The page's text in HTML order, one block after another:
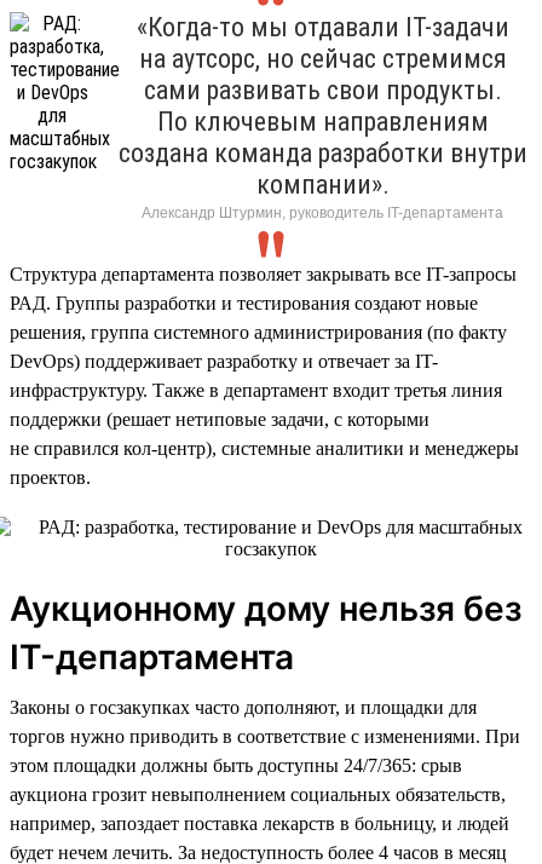
«Когда-то мы отдавали IT-задачи
на аутсорс, но сейчас стремимся
сами развивать свои продукты.
По ключевым направлениям
создана команда разработки внутри
компании».
Александр Штурмин, руководитель IT-департамента
Структура департамента позволяет закрывать все IT-запросы
РАД. Группы разработки и тестирования создают новые
решения, группа системного администрирования (по факту
DevOps) поддерживает разработку и отвечает за IT-
инфраструктуру. Также в департамент входит третья линия
поддержки (решает нетиповые задачи, с которыми
не справился кол-центр), системные аналитики и менеджеры
проектов.
Аукционному дому нельзя без
IT-департамента
Законы о госзакупках часто дополняют, и площадки для
торгов нужно приводить в соответствие с изменениями. При
этом площадки должны быть доступны 24/7/365: срыв
аукциона грозит невыполнением социальных обязательств,
например, запоздает поставка лекарств в больницу, и людей
будет нечем лечить. За недоступность более 4 часов в месяц